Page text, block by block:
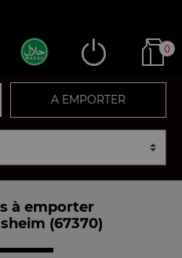
0
A EMPORTER
à emporter
(67370)